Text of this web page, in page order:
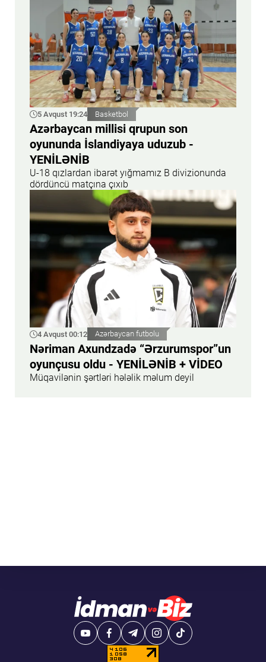
5 Avqust 19:24 Basketbol
Azərbaycan millisi qrupun son
oyununda İslandiyaya uduzub -
YENİLƏNİB
U-18 qızlardan ibarət yığmamız B divizionunda
dördüncü matçına çıxıb
4 Avqust 00:12 Azərbaycan futbolu
Nəriman Axundzadə “Ərzurumspor”un
oyunçusu oldu - YENİLƏNİB + VİDEO
Müqavilənin şərtləri hələlik məlum deyil